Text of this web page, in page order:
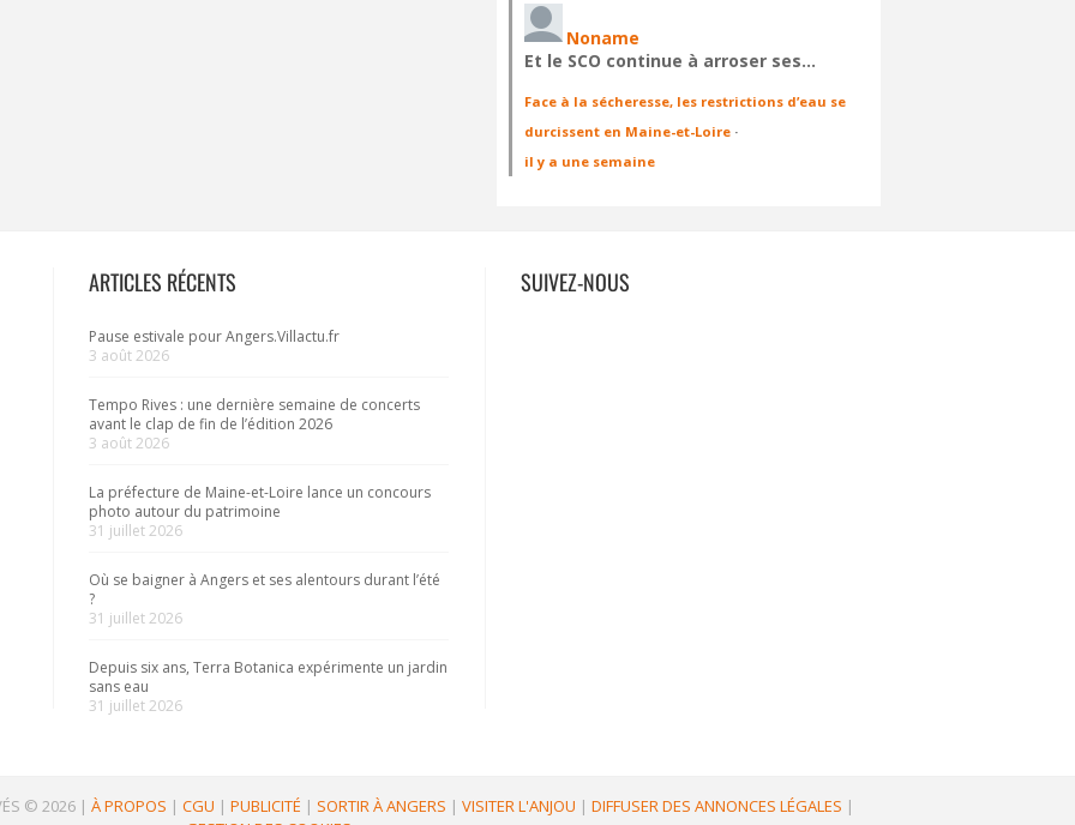
Noname
Et le SCO continue à arroser ses…
Face à la sécheresse, les restrictions d’eau se
durcissent en Maine-et-Loire ·
il y a une semaine
ARTICLES RÉCENTS
Pause estivale pour Angers.Villactu.fr
3 août 2026
Tempo Rives : une dernière semaine de concerts
avant le clap de fin de l’édition 2026
3 août 2026
La préfecture de Maine-et-Loire lance un concours
photo autour du patrimoine
31 juillet 2026
Où se baigner à Angers et ses alentours durant l’été
?
31 juillet 2026
Depuis six ans, Terra Botanica expérimente un jardin
sans eau
31 juillet 2026
SUIVEZ-NOUS
© 2026 | À PROPOS | CGU | PUBLICITÉ | SORTIR À ANGERS | VISITER L'ANJOU | DIFFUSER DES ANNONCES LÉGALES |